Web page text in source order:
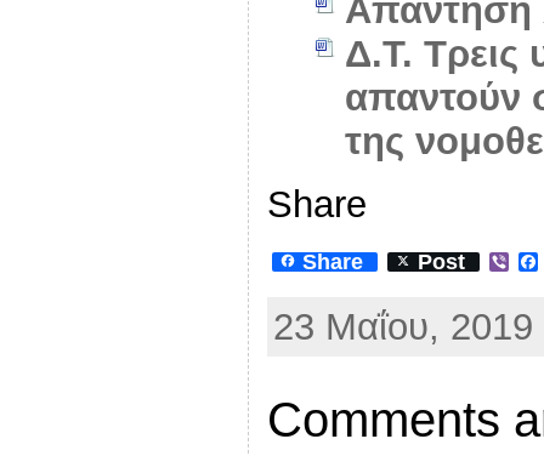
Απάντηση
Δ.Τ. Τρεις
απαντούν
της
Share
Share Post
V
e
r
23 Μαΐου,
Comments